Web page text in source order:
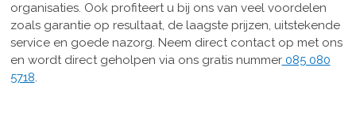
organisaties. Ook profiteert u bij ons van veel voordelen
zoals garantie op resultaat, de laagste prijzen, uitstekende
service en goede nazorg. Neem direct contact op met ons
en wordt direct geholpen via ons gratis nummer085 080
5718.